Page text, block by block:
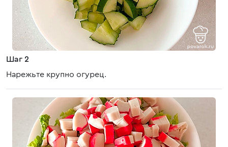
Шаг 2
Нарежьте крупно огурец.